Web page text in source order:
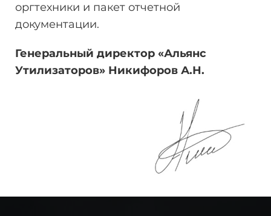
оргтехники и пакет отчетной
документации.
Генеральный директор «Альянс
Утилизаторов» Никифоров А.Н.